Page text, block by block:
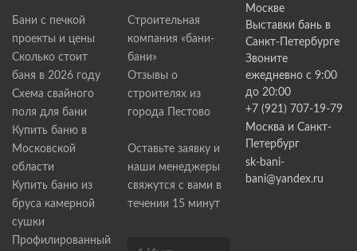
Бани с печкой
проекты и цены
Сколько стоит
баня в 2026 году
Схема свайного
поля для бани
Купить баню в
Московской
области
Купить баню из
бруса камерной
сушки
Профилированный
Строительная
компания «бани-
бани»
Отзывы о
строителях из
города Пестово
Оставьте заявку и
наши менеджеры
свяжутся с вами в
течении 15 минут
Москве
Выставки бань в
Санкт-Петербурге
Звоните
ежедневно с 9:00
до 20:00
+7 (921) 707-19-79
Москва и Санкт-
Петербург
sk-bani-
bani@yandex.ru